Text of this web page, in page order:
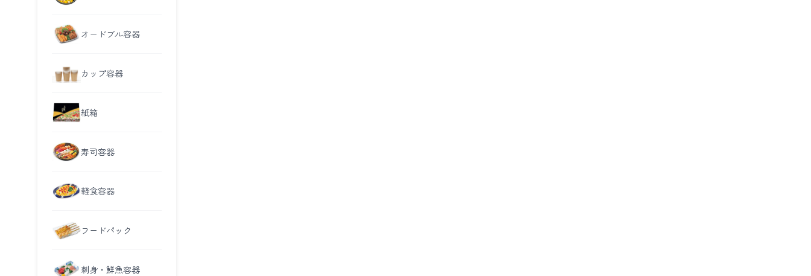
オードブル容器
カップ容器
紙箱
寿司容器
軽食容器
フードパック
刺身・鮮魚容器